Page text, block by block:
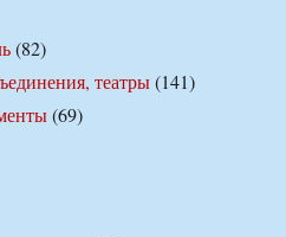
(82)
театры(141)
(69)